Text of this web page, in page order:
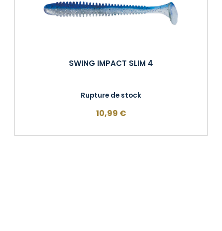
SWING IMPACT SLIM 4
Rupture de stock
10,99 €